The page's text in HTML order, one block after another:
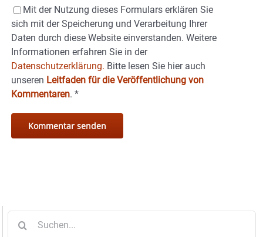
Mit der Nutzung dieses Formulars erklären Sie
sich mit der Speicherung und Verarbeitung Ihrer
Daten durch diese Website einverstanden. Weitere
Informationen erfahren Sie in der
Datenschutzerklärung. Bitte lesen Sie hier auch
unseren Leitfaden für die Veröffentlichung von
Kommentaren. *
nach: